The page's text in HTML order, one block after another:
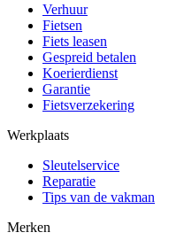
Verhuur
Fietsen
Fiets leasen
Gespreid betalen
Koerierdienst
Garantie
Fietsverzekering
Werkplaats
Sleutelservice
Reparatie
Tips van de vakman
Merken